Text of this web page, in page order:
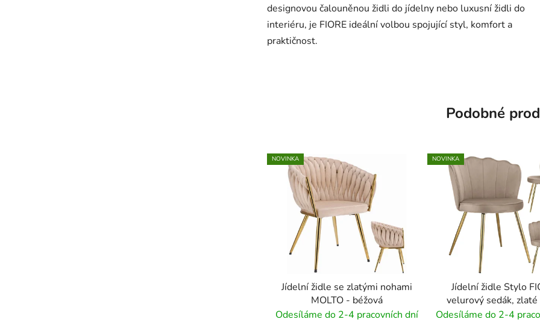
designovou čalouněnou židli do jídelny nebo luxusní židli do
interiéru, je FIORE ideální volbou spojující styl, komfort a
praktičnost.
Podobné
NOVINKA
Jídelní židle se zlatými nohami
MOLTO - béžová
Odesíláme do 2-4 pracovních dní
NOVINKA
Jídelní židle Stylo
velurový sedák,
béžová
Odesíláme do 2-4